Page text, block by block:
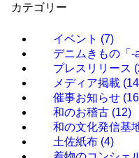
カテゴリー
イベント (7)
デニムきもの「-
プレスリリース
メディア掲載
催事お知らせ
和のお稽古 (12)
和の文化発信基
土佐紙布 (4)